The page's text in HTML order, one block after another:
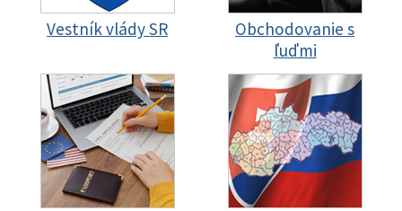
Vestník vlády SR
Obchodovanie s
ľuďmi